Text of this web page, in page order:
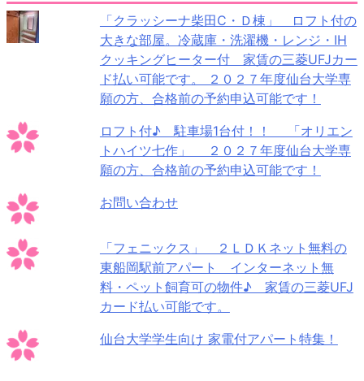
「クラッシーナ柴田C・Ｄ棟」 ロフト付の
大きな部屋。冷蔵庫・洗濯機・レンジ・IH
クッキングヒーター付 家賃の三菱UFJカー
ド払い可能です。 ２０２７年度仙台大学専
願の方、合格前の予約申込可能です！
ロフト付♪ 駐車場1台付！！ 「オリエン
トハイツ七作」 ２０２７年度仙台大学専
願の方、合格前の予約申込可能です！
お問い合わせ
「フェニックス」 ２ＬＤＫネット無料の
東船岡駅前アパート インターネット無
料・ペット飼育可の物件♪ 家賃の三菱UFJ
カード払い可能です。
仙台大学学生向け 家電付アパート特集！